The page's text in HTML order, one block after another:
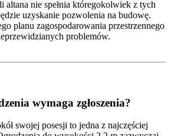
altana nie spełnia któregokolwiek z tych
uzyskanie pozwolenia na budowę.
planu zagospodarowania przestrzennego
problemów.
wymaga zgłoszenia?
swojej posesji to jedna z najczęściej